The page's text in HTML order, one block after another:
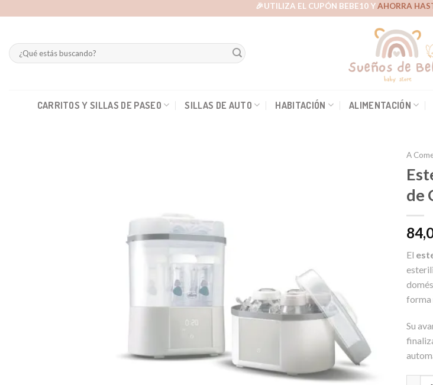
🎉UTILIZA EL CUPÓN BEBE10 YAHORRA
Buscar
por:
CARRITOS Y SILLAS DE PASEO SILLAS DE AUTO HABITACIÓN ALIMENTACIÓN
A
de
El
forma
Su